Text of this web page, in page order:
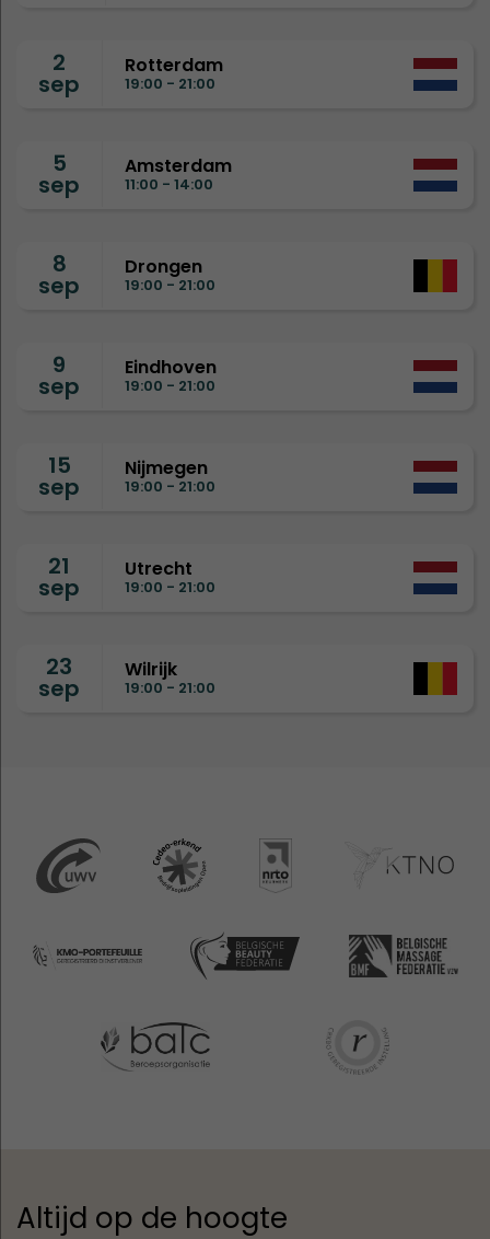
2
sep
Rotterdam
19:00 - 21:00
5
sep
Amsterdam
11:00 - 14:00
8
sep
Drongen
19:00 - 21:00
9
sep
Eindhoven
19:00 - 21:00
15
sep
Nijmegen
19:00 - 21:00
21
sep
Utrecht
19:00 - 21:00
23
sep
Wilrijk
19:00 - 21:00
Altijd op de hoogte